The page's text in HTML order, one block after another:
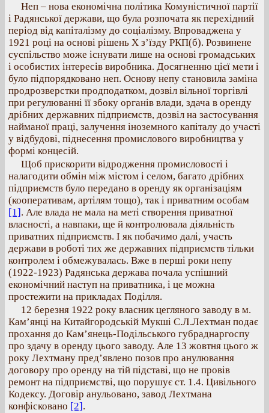
Неп – нова економічна політика Комуністичної партії
і Радянської держави, що була розпочата як перехідний
період від капіталізму до соціалізму. Впроваджена у
1921 році на основі рішень Х з’їзду РКП(б). Розвинене
суспільство може існувати лише на основі громадських
і особистих інтересів виробника. Досягненню цієї мети і
було підпорядковано неп. Основу непу становила заміна
продрозверстки продподатком, дозвіл вільної торгівлі
при регулюванні її збоку органів влади, здача в оренду
дрібних державних підприємств, дозвіл на застосування
найманої праці, залучення іноземного капіталу до участі
у відбудові, піднесення промислового виробництва у
формі концесій.
Щоб прискорити відродження промисловості і
налагодити обмін між містом і селом, багато дрібних
підприємств було передано в оренду як організаціям
(кооперативам, артілям тощо), так і приватним особам
[1]. Але влада не мала на меті створення приватної
власності, а навпаки, ще й контролювала діяльність
приватних підприємств. І як побачимо далі, участь
держави в роботі тих же державних підприємств тільки
контролем і обмежувалась. Вже в перші роки непу
(1922-1923) Радянська держава почала успішний
економічний наступ на приватника, і це можна
простежити на прикладах Поділля.
12 березня 1922 року власник цегляного заводу в м.
Кам’янці на Китайгородській Мукші С.Л.Лехтман подає
прохання до Кам’янець-Подільського губраднаргоспу
про здачу в оренду цього заводу. Але 13 жовтня цього ж
року Лехтману пред’явлено позов про анулювання
договору про оренду на тій підставі, що не провів
ремонт на підприємстві, що порушує ст. 1.4. Цивільного
Кодексу. Договір анульовано, завод Лехтмана
конфісковано [2].